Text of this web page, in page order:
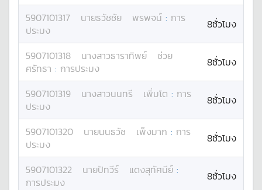
5907101317 นายธวัชชัย พรพจน์ : การ
ประมง
8ชั่วโมง
5907101318 นางสาวธาราทิพย์
ช่วย
ศรัทธา : การประมง 8ชั่วโมง
5907101319 นางสาวนนทรี เพิ่มโต : การ
ประมง
8ชั่วโมง
5907101320 นายนนธวัช เพ็งมาก : การ
ประมง
8ชั่วโมง
5907101322 นายปัทวีร์ แดงสุทัศนีย์ :
การประมง
8ชั่วโมง